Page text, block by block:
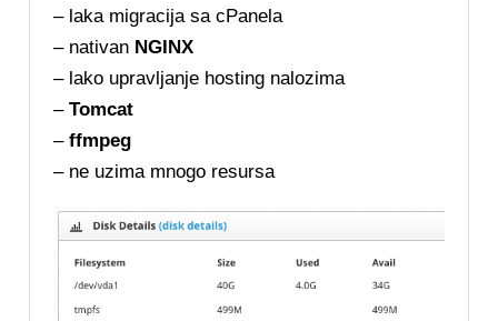
– laka migracija sa cPanela
– nativan NGINX
– lako upravljanje hosting nalozima
–Tomcat
–ffmpeg
– ne uzima mnogo resursa